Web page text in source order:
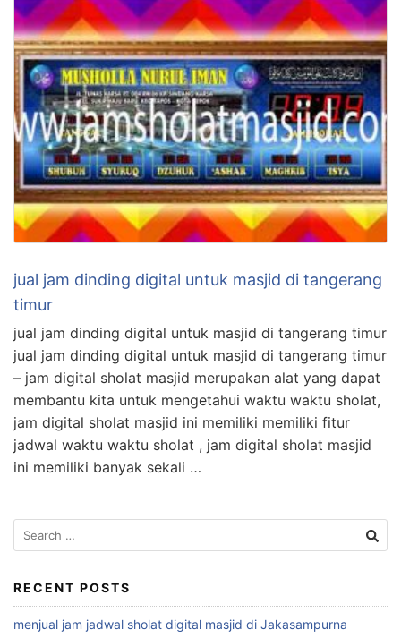
jual jam dinding digital untuk masjid di tangerang
timur
jual jam dinding digital untuk masjid di tangerang timur
jual jam dinding digital untuk masjid di tangerang timur
– jam digital sholat masjid merupakan alat yang dapat
membantu kita untuk mengetahui waktu waktu sholat,
jam digital sholat masjid ini memiliki memiliki fitur
jadwal waktu waktu sholat , jam digital sholat masjid
ini memiliki banyak sekali …
Search
for:
RECENT POSTS
menjual jam jadwal sholat digital masjid di Jakasampurna